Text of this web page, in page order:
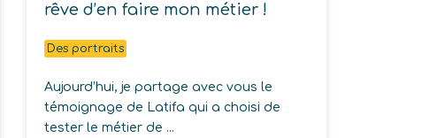
rêve d’en faire mon métier !
Des portraits
Aujourd’hui, je partage avec vous le
témoignage de Latifa qui a choisi de
tester le métier de ...